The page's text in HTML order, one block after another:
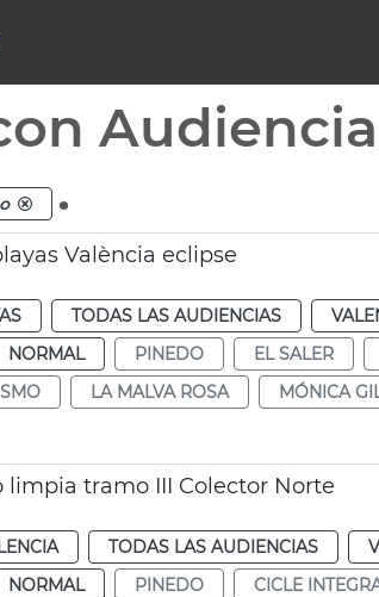
Audiencia
.
València eclipse
TODAS LAS AUDIENCIAS
NORMAL PINEDO EL SALER
LA MALVA ROSA MÓNICA
limpia tramo III Colector Norte
TODAS LAS AUDIENCIAS
NORMAL PINEDO
CICLE